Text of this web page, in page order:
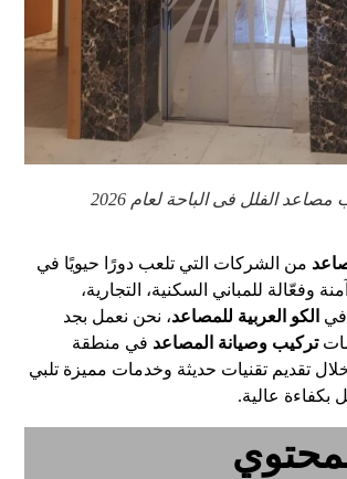
الفلل فى الباحة لعام 2026
من الشركات التي تلعب دورًا حيويًا في
وفعّالة للمباني السكنية، التجارية،
في الكو العربية للمصاعد، نحن نعمل بجد
تركيب وصيانة المصاعد في منطقة
تقديم تقنيات حديثة وخدمات مميزة تلبي
بكفاءة عالية.